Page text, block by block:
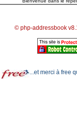
© php-addressbook
...et merci à free